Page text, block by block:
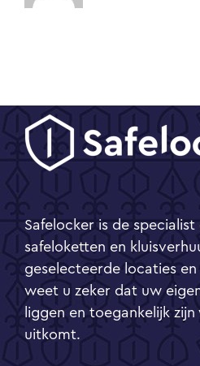
Safelocker is de
safeloketten en
geselecteerde locaties
weet u zeker dat uw
liggen en toegankelijk
uitkomt.